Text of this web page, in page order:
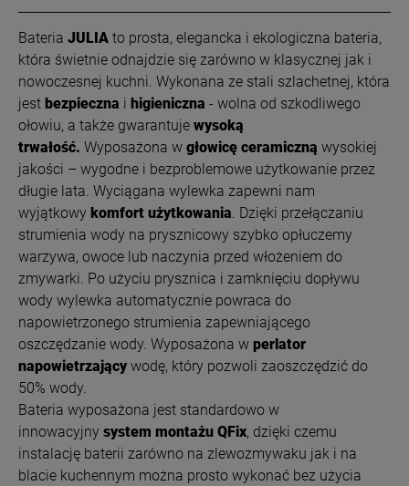
Bateria JULIA to prosta, elegancka i ekologiczna bateria,
która świetnie odnajdzie się zarówno w klasycznej jak i
nowoczesnej kuchni. Wykonana ze stali szlachetnej, która
jest bezpieczna i higieniczna - wolna od szkodliwego
ołowiu, a także gwarantuje wysoką
trwałość. Wyposażona w głowicę ceramiczną wysokiej
jakości – wygodne i bezproblemowe użytkowanie przez
długie lata. Wyciągana wylewka zapewni nam
wyjątkowy komfort użytkowania . Dzięki przełączaniu
strumienia wody na prysznicowy szybko opłuczemy
warzywa, owoce lub naczynia przed włożeniem do
zmywarki. Po użyciu prysznica i zamknięciu dopływu
wody wylewka automatycznie powraca do
napowietrzonego strumienia zapewniającego
oszczędzanie wody. Wyposażona w perlator
napowietrzający wodę, który pozwoli zaoszczędzić do
50% wody.
Bateria wyposażona jest standardowo w
innowacyjny system montażu QFix, dzięki czemu
instalację baterii zarówno na zlewozmywaku jak i na
blacie kuchennym można prosto wykonać bez użycia